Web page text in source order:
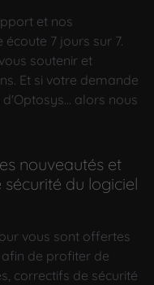
et nos
7 jours sur 7.
soutenir et
Et si votre demande
alors nous
nouveautés et
du logiciel
vous sont offertes
de profiter de
correctifs de sécurité